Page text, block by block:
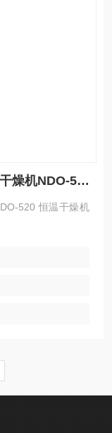
原装供应SANSYO三商恒温恒温干燥机NDO-520
520 恒温干燥机